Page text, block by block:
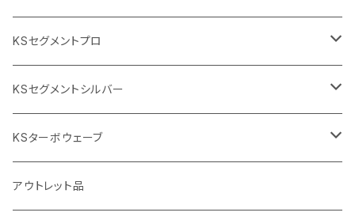
タイルニッパー
プロ用鏝（こて）
吸着盤
その他
撹拌軸
押し切り替え刃（手動切断機替え刃
電動切断機
タイルパッチ（ビブラート
105mm（4インチ）
125ｍｍ（5インチ）
KSセグメントプロ
105mm（4インチ）
通常品
ビス穴付き
125mm（5インチ）
通常品
150ｍｍ（6インチ）
KSセグメントシルバー
105mm（4インチ）
125mm（5インチ）
KSターボウェーブ
105mm（4インチ）
アウトレット品